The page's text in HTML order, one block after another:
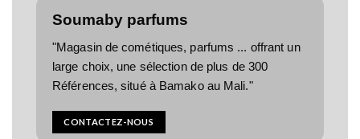
Soumaby parfums
"Magasin de cométiques, parfums ... offrant un
large choix, une sélection de plus de 300
Références, situé à Bamako au Mali."
CONTACTEZ-NOUS